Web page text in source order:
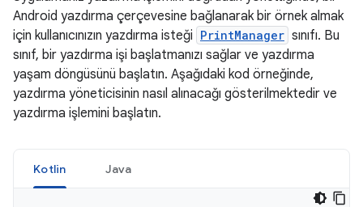
Android yazdırma çerçevesine bağlanarak bir örnek almak
için kullanıcınızın yazdırma isteği PrintManager sınıfı. Bu
sınıf, bir yazdırma işi başlatmanızı sağlar ve yazdırma
yaşam döngüsünü başlatın. Aşağıdaki kod örneğinde,
yazdırma yöneticisinin nasıl alınacağı gösterilmektedir ve
yazdırma işlemini başlatın.
Kotlin Java